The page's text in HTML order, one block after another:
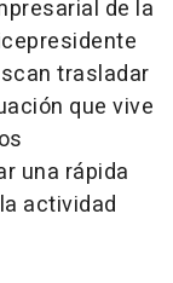
de la
trasladar
que vive
una rápida
actividad